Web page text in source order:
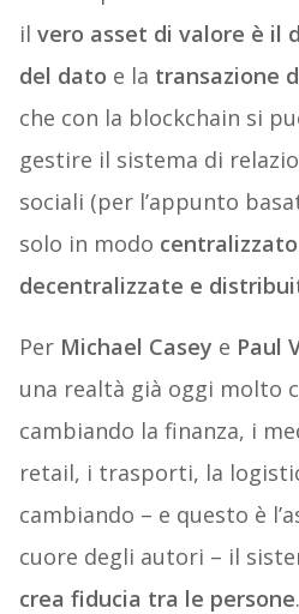
il vero asset di valore è il
del dato e la transazione
che con la blockchain si
gestire il sistema di
sociali (per l’appunto
solo in modo
decentralizzate e
Per Michael Casey e Paul
una realtà già oggi molto
cambiando la finanza, i
retail, i trasporti, la
cambiando – e questo è
cuore degli autori – il
crea fiducia tra le persone.